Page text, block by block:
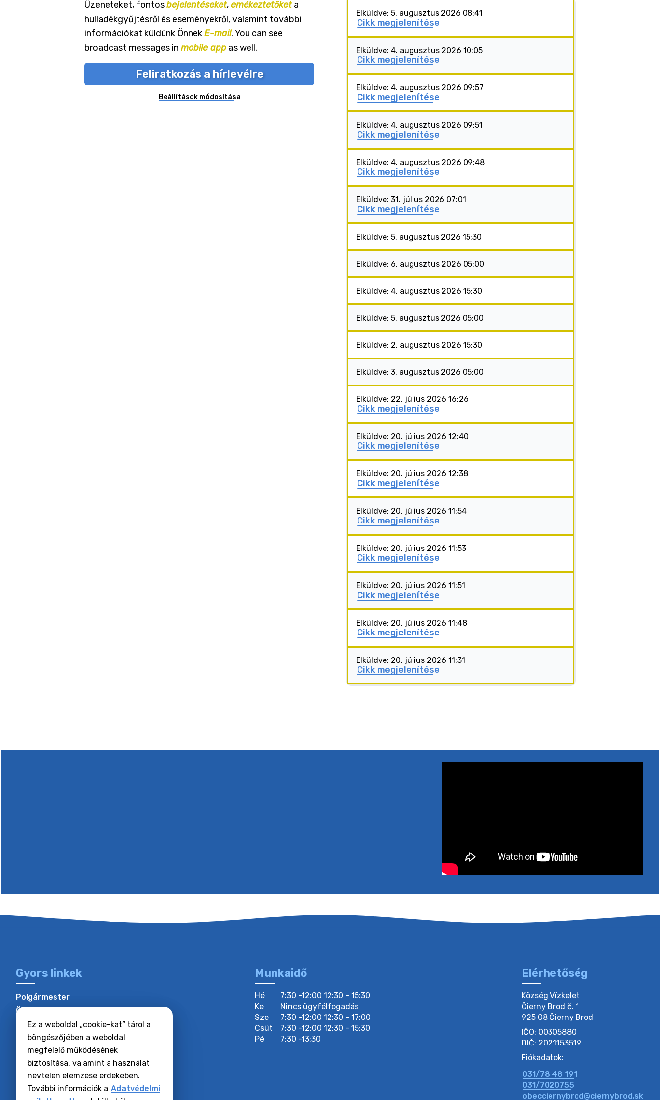
Ez a weboldal „cookie-kat” tárol a
böngészőjében a weboldal
megfelelő működésének
biztosítása, valamint a használat
névtelen elemzése érdekében.
További információk a Adatvédelmi
Üzeneteket, fontosbejelentéseket,emékeztetőketa
hulladékgyűjtésről és eseményekről, valamint további
információkat küldünk ÖnnekE-mail. You can see
broadcast messages in mobile app as well.
Feliratkozás a hírlevélre
Beállítások módosítása
Elküldve: 5. augusztus 2026 08:41
Cikk megjelenítése
Elküldve: 4. augusztus 2026 10:05
Cikk megjelenítése
Elküldve: 4. augusztus 2026 09:57
Cikk megjelenítése
Elküldve: 4. augusztus 2026 09:51
Cikk megjelenítése
Elküldve: 4. augusztus 2026 09:48
Cikk megjelenítése
Elküldve: 31. július 2026 07:01
Cikk megjelenítése
Elküldve: 5. augusztus 2026 15:30
Elküldve: 6. augusztus 2026 05:00
Elküldve: 4. augusztus 2026 15:30
Elküldve: 5. augusztus 2026 05:00
Elküldve: 2. augusztus 2026 15:30
Elküldve: 3. augusztus 2026 05:00
Elküldve: 22. július 2026 16:26
Cikk megjelenítése
Elküldve: 20. július 2026 12:40
Cikk megjelenítése
Elküldve: 20. július 2026 12:38
Cikk megjelenítése
Elküldve: 20. július 2026 11:54
Cikk megjelenítése
Elküldve: 20. július 2026 11:53
Cikk megjelenítése
Elküldve: 20. július 2026 11:51
Cikk megjelenítése
Elküldve: 20. július 2026 11:48
Cikk megjelenítése
Elküldve: 20. július 2026 11:31
Cikk megjelenítése
Gyors linkek
Polgármester
Önkormányzati hivatal
Hogyan kell felszerelni
A falu története
Munkaidő
Hé
7:30 -12:00 12:30 - 15:30
Ke
Nincs ügyfélfogadás
Sze
7:30 -12:00 12:30 - 17:00
Csüt
7:30 -12:00 12:30 - 15:30
Pé
7:30 -13:30
Elérhetőség
Község Vízkelet
Čierny Brod č. 1
925 08 Čierny Brod
IČO: 00305880
DIČ: 2021153519
Fiókadatok:
031/78 48 191
031/7020755
obecciernybrod@ciernybrod.sk